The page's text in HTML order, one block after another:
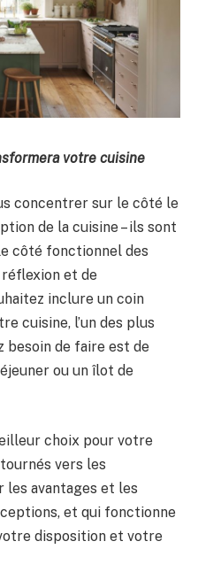
votre cuisine
concentrer sur le côté le
de la cuisine – ils sont
côté fonctionnel des
et de
inclure un coin
cuisine, l’un des plus
besoin de faire est de
ou un îlot de
choix pour votre
vers les
avantages et les
et qui fonctionne
disposition et votre